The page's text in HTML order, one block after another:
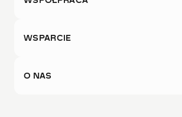
WSPARCIE
O NAS